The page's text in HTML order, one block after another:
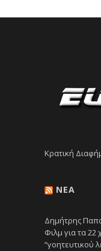
Κρατική
NEA
Δημήτρης
Φιλμ για τα 22
“γοητευτικού